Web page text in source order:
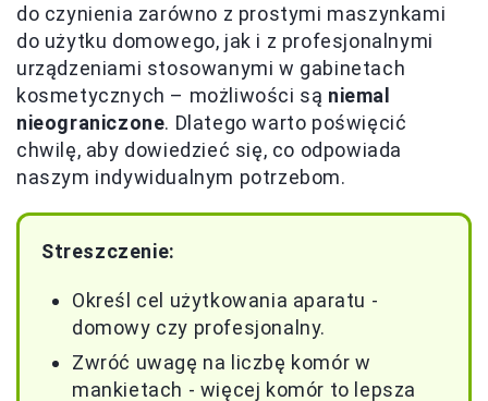
do czynienia zarówno z prostymi maszynkami
do użytku domowego, jak i z profesjonalnymi
urządzeniami stosowanymi w gabinetach
kosmetycznych – możliwości są niemal
nieograniczone. Dlatego warto poświęcić
chwilę, aby dowiedzieć się, co odpowiada
naszym indywidualnym potrzebom.
Streszczenie:
Określ cel użytkowania aparatu -
domowy czy profesjonalny.
Zwróć uwagę na liczbę komór w
mankietach - więcej komór to lepsza